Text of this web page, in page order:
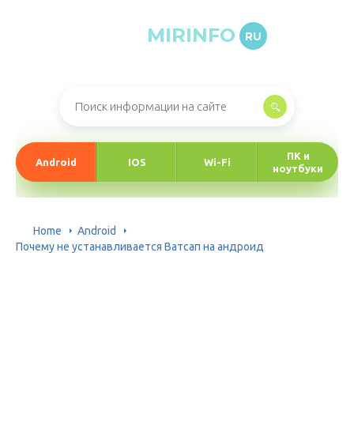
MIRINFO RU
Android IOS Wi-Fi
ПК и
ноутбуки
Home
Android
Почему не устанавливается Ватсап на андроид